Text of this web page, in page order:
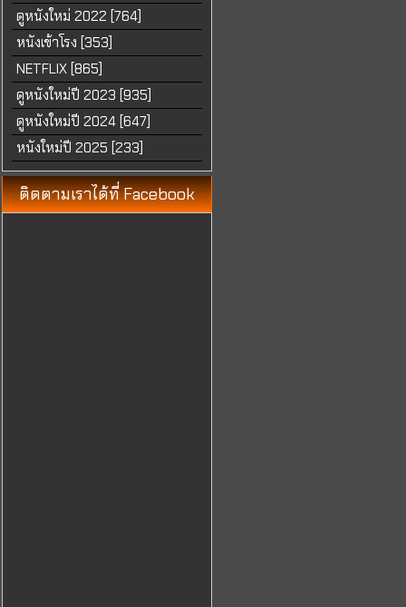
ดูหนังใหม่ 2022 [764]
หนังเข้าโรง [353]
NETFLIX [865]
ดูหนังใหม่ปี 2023 [935]
ดูหนังใหม่ปี 2024 [647]
หนังใหม่ปี 2025 [233]
ติดตามเราได้ที่ Facebook